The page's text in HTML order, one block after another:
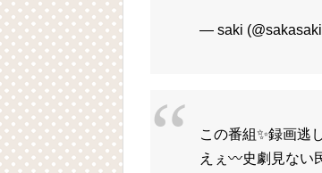
— saki
この番組✨録画逃
えぇ〰️史劇見ない